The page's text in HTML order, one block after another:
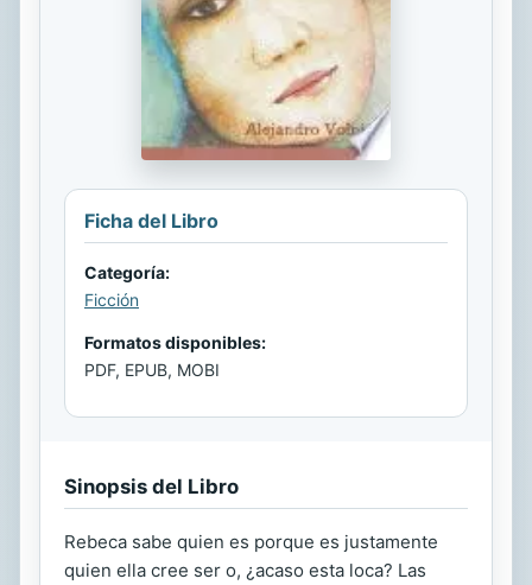
Ficha del Libro
Categoría:
Ficción
Formatos disponibles:
PDF, EPUB, MOBI
Sinopsis del Libro
Rebeca sabe quien es porque es justamente
quien ella cree ser o, ¿acaso esta loca? Las